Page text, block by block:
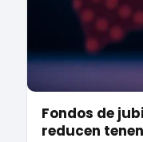
Fondos de
reducen